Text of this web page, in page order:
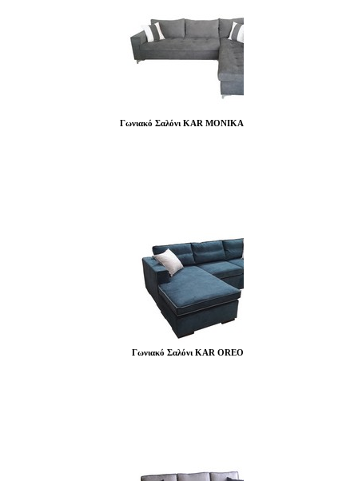
Γωνιακό Σαλόνι KAR MONIKA
Γωνιακό Σαλόνι KAR OREO